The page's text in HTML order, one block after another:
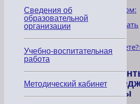
экспертом:
распознать
в
»
сферы
Сведения об
образовательной
организации
Учебно-воспитательная
работа
Методический кабинет